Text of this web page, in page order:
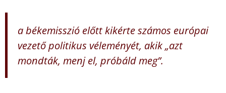
a békemisszió előtt kikérte számos európai
vezető politikus véleményét, akik „azt
mondták, menj el, próbáld meg”.